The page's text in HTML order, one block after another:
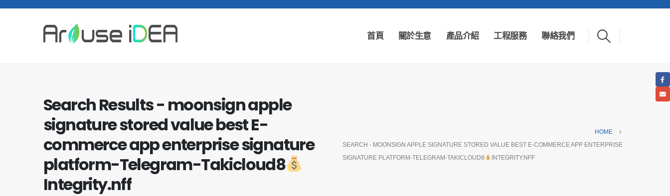
首頁 關於生意 產品介紹 工程服務 聯絡我們
Search Results - moonsign apple
signature stored value best E-
commerce app enterprise signature
platform-Telegram-Takicloud8
Integrity.nff
HOME
SEARCH - MOONSIGN APPLE SIGNATURE STORED VALUE BEST E-COMMERCE APP ENTERPRISE
SIGNATURE PLATFORM-TELEGRAM-TAKICLOUD8
INTEGRITY.NFF